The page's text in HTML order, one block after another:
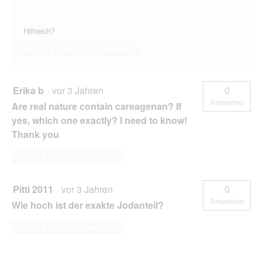
Hilfreich?
Erika b · vor 3 Jahren
Are real nature contain careagenan? If
yes, which one exactly? I need to know!
Thank you
0
Antworten
Pitti 2011 · vor 3 Jahren
Wie hoch ist der exakte Jodanteil?
0
Antworten